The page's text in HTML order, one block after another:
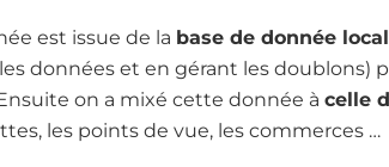
est issue de la base de donnée
données et en gérant les doublons)
on a mixé cette donnée à celle
les points de vue, les commerces …